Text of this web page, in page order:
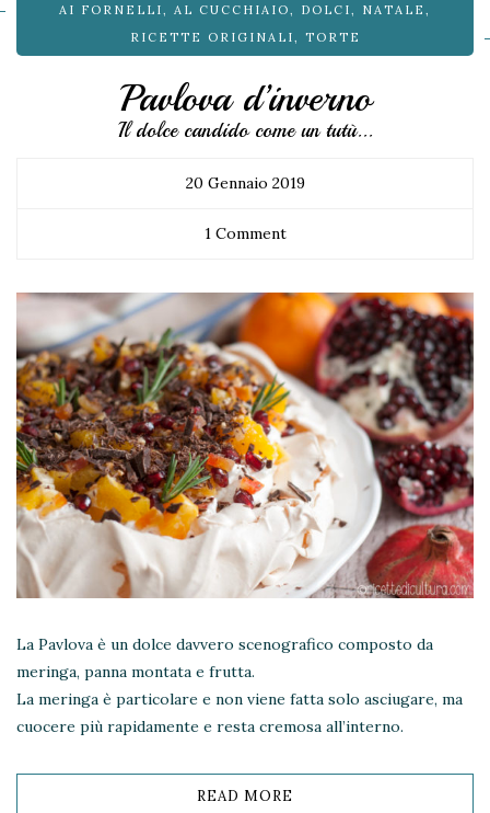
AI FORNELLI , AL CUCCHIAIO , DOLCI , NATALE ,
RICETTE ORIGINALI , TORTE
Pavlova d’inverno
Il dolce candido come un tutù...
20 Gennaio 2019
1 Comment
La Pavlova è un dolce davvero scenografico composto da
meringa, panna montata e frutta.
La meringa è particolare e non viene fatta solo asciugare, ma
cuocere più rapidamente e resta cremosa all’interno.
READ MORE